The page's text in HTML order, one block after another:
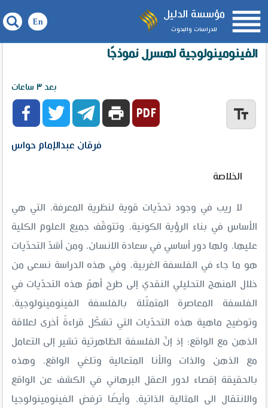
مؤسسة الدليل
للدراسات والبحوث 
تحدّيات الفلسفة الغربية لنظرية المعرفة... الفلسفة
الفينومينولوجية لهسرل نموذجًا
بعد ٣ ساعات
   print text_fields
فرقان عبدالإمام حواس
الخلاصة
لا ريب في وجود تحدّيات قوية لنظرية المعرفة، التي هي
الأساس في بناء الرؤية الكونية، وتتوقّف جميع العلوم الكلية
عليها، ولها دور أساسي في سعادة الانسان، ومن أشدّ التحدّيات
هو ما جاء في الفلسفة الغربية، وفي هذه الدراسة نسعى من
خلال المنهج التحليلي النقدي إلى طرح أهمّ هذه التحدّيات في
الفلسفة المعاصرة المتمثّلة بالفلسفة الفينومينولوجية،
وتوضيح ماهية هذه التحدّيات التي تشكّل قراءةً أخرى لعلاقة
الذهن مع الواقع؛ إذ إنّ الفلسفة الظاهرتية تشير إلى التعامل
مع الذهن والذات والأنا المتعالية وتلغي الواقع، وهذه
بالحقيقة إقصاء لدور العقل البرهاني في الكشف عن الواقع
والانتقال الى المثالية الذاتية، وأيضًا ترفض الفينومينولوجيا